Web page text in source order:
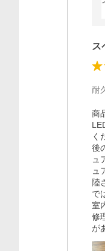
ス
耐
商
く
後
ュ
ュ
陸
で
室
修